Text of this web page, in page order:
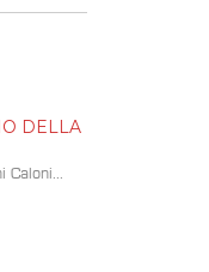
DELLA
Caloni...